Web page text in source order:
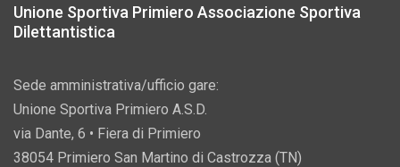
Unione Sportiva Primiero Associazione Sportiva
Dilettantistica
Sede amministrativa/ufficio gare:
Unione Sportiva Primiero A.S.D.
via Dante, 6 • Fiera di Primiero
38054 Primiero San Martino di Castrozza (TN)